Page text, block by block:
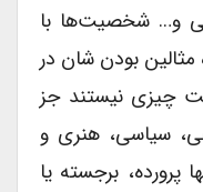
و… شخصیت‌ها با
بودن شان در
چیزی نیستند جز
سیاسی، هنری و
برجسته یا